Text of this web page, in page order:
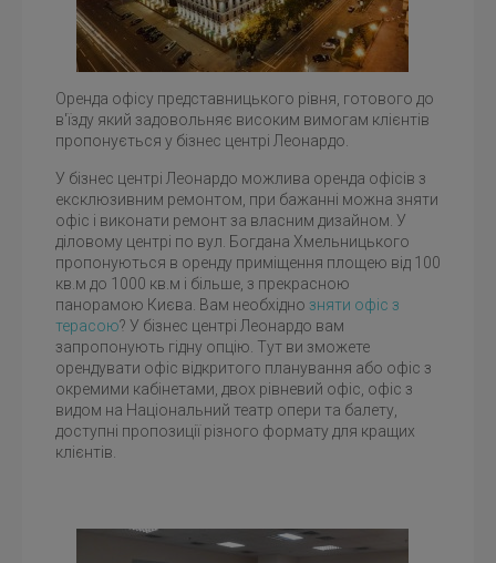
Бізнес центр Леонардо, вул. Б.Хмельницького, 19-21
Оренда офісу представницького рівня, готового до
в'їзду який задовольняє високим вимогам клієнтів
пропонується у бізнес центрі Леонардо.
У бізнес центрі Леонардо можлива оренда офісів з
ексклюзивним ремонтом, при бажанні можна зняти
офіс і виконати ремонт за власним дизайном. У
діловому центрі по вул. Богдана Хмельницького
пропонуються в оренду приміщення площею від 100
кв.м до 1000 кв.м і більше, з прекрасною
панорамою Києва. Вам необхідно зняти офіс з
терасою? У бізнес центрі Леонардо вам
запропонують гідну опцію. Тут ви зможете
орендувати офіс відкритого планування або офіс з
окремими кабінетами, двох рівневий офіс, офіс з
видом на Національний театр опери та балету,
доступні пропозиції різного формату для кращих
клієнтів.